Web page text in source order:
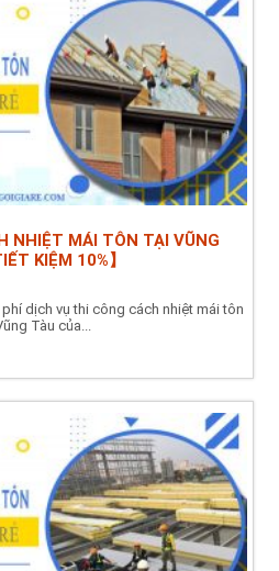
NHIỆT MÁI TÔN TẠI VŨNG
KIỆM 10%】
dịch vụ thi công cách nhiệt mái tôn
Tàu của...